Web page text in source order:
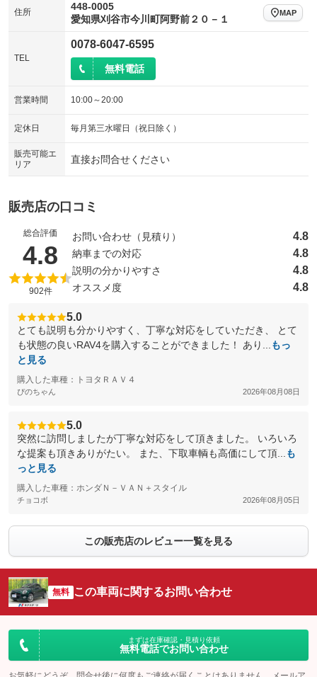
住所
448-0005
愛知県刈谷市今川町阿野前２０－１
MAP
TEL
0078-6047-6595
無料電話
営業時間 10:00～20:00
定休日 毎月第三水曜日（祝日除く）
販売可能エ
リア
直接お問合せください
販売店の口コミ
総合評価
4.8 （5点満点中）
902件
お問い合わせ（見積り） 4.8
納車までの対応 4.8
説明の分かりやすさ 4.8
オススメ度 4.8
5.0
とても説明も分かりやすく、丁寧な対応をしていただき、 とて
も状態の良いRAV4を購入することができました！ あり...
もっ
と見る
購入した車種：トヨタＲＡＶ４
ぴのちゃん 2026年08月08日
5.0
突然に訪問しましたが丁寧な対応をして頂きました。 いろいろ
な提案も頂きありがたい。 また、下取車輌も高価にして頂...
も
っと見る
購入した車種：ホンダＮ－ＶＡＮ＋スタイル
チョコボ 2026年08月05日
この販売店のレビュー一覧を見る
無料 この車両に関するお問い合わせ
まずは在庫確認・見積り依頼
無料電話でお問い合わせ